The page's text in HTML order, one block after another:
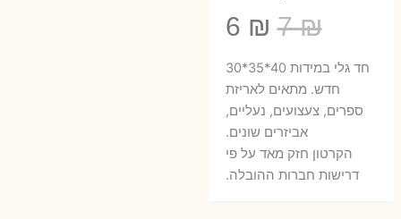
7₪
המחיר
המקורי
היה:
7 ₪.
6 ₪
הוא:
חד גלי במידות 40*35*30
חדש. מתאים לאריזת
ספרים, צעצועים, נעליים,
אביזרים שונים.
הקרטון חזק מאד על פי
דרישות חברות ההובלה.